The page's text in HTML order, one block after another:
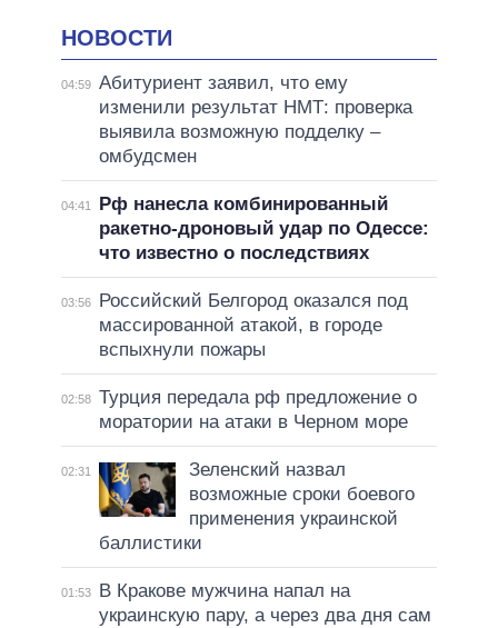
НОВОСТИ
04:59 Абитуриент заявил, что ему
изменили результат НМТ: проверка
выявила возможную подделку –
омбудсмен
04:41
Рф нанесла комбинированный
ракетно-дроновый удар по Одессе:
что известно о последствиях
03:56
Российский Белгород оказался под
массированной атакой, в городе
вспыхнули пожары
02:58 Турция передала рф предложение о
моратории на атаки в Черном море
02:31
Зеленский назвал
возможные сроки боевого
применения украинской
баллистики
01:53
В Кракове мужчина напал на
украинскую пару, а через два дня сам